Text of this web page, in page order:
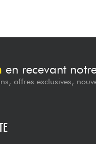
en recevant
offres exclusives,